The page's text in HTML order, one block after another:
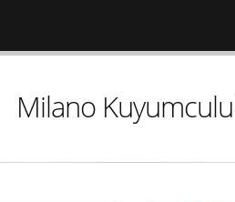
Milano